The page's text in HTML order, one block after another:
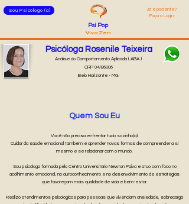
Sou Psicólogo (a) Já é paciente?
Faça o Login
Psi Pop
Viva Zen
Psicóloga Rosenile Teixeira
CRP 04/86006
Belo Horizonte - MG
Análise do Comportamento Aplicada ( ABA )
Quem Sou Eu
Você não precisa enfrentar tudo sozinho(a).
Cuidar da saúde emocional também é aprender novas formas de compreender a si
mesmo e se relacionar com o mundo.
Sou psicóloga formada pelo Centro Universitário Newton Paiva e atuo com foco no
acolhimento emocional, no autoconhecimento e no desenvolvimento de estratégias
que favoreçam mais qualidade de vida e bem-estar.
Realizo atendimentos psicológicos para pessoas que vivenciam ansiedade, sobrecarga